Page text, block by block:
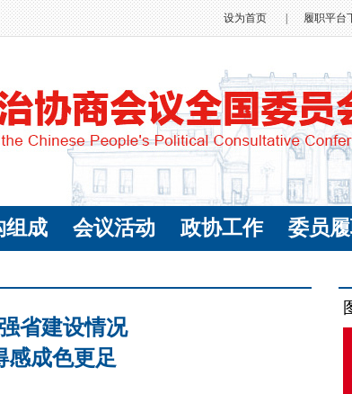
设为首页 履职平台
组成 会议活动 政协工作 委员
省建设情况
感成色更足